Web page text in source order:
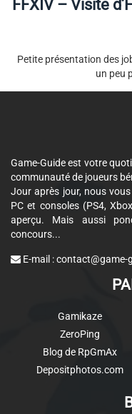
FFXIV – Visite
Petite présentation des
un peu
Game-Guide est votre
communauté de joueurs
Jour après jour, nous
PC et consoles (PS4,
aperçu. Mais aussi
concours...
E-mail :contact@game-
Gamikaze
ZeroPing
Blog de RpGmAx
Depositphotos.com